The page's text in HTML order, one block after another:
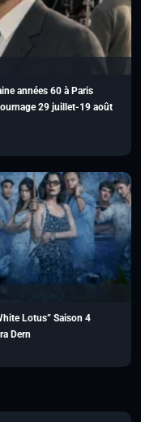
années 60 à Paris
29 juillet-19 août
Lotus” Saison 4
Dern